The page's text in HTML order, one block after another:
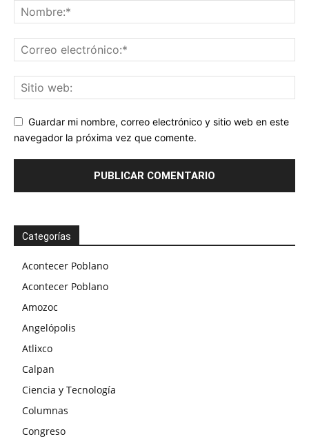
Guardar mi nombre, correo electrónico y sitio web en este
navegador la próxima vez que comente.
Categorías
Acontecer Poblano
Acontecer Poblano
Amozoc
Angelópolis
Atlixco
Calpan
Ciencia y Tecnología
Columnas
Congreso